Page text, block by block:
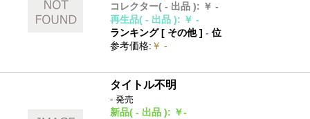
コレクター( - 出品 ): ￥ -
再生品( - 出品 ): ￥ -
ランキング [ その他]- 位
参考価格: ￥ -
タイトル不明
- 発売
新品( - 出品 ): ￥-